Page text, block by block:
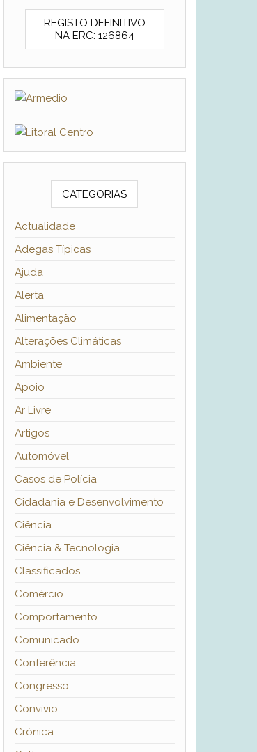
REGISTO DEFINITIVO
NA ERC: 126864
CATEGORIAS
Actualidade
Adegas Típicas
Ajuda
Alerta
Alimentação
Alterações Climáticas
Ambiente
Apoio
Ar Livre
Artigos
Automóvel
Casos de Polícia
Cidadania e Desenvolvimento
Ciência
Ciência & Tecnologia
Classificados
Comércio
Comportamento
Comunicado
Conferência
Congresso
Convívio
Crónica